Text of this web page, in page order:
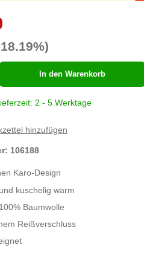
2 - 5 Werktage
In den Warenkorb
hinzufügen
106188
Karo-Design
kuschelig warm
Baumwolle
Reißverschluss